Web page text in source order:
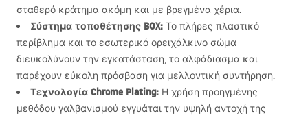
σταθερό κράτημα ακόμη και με βρεγμένα χέρια.
Σύστημα τοποθέτησης BOX: Το πλήρες πλαστικό
περίβλημα και το εσωτερικό ορειχάλκινο σώμα
διευκολύνουν την εγκατάσταση, το αλφάδιασμα και
παρέχουν εύκολη πρόσβαση για μελλοντική συντήρηση.
Τεχνολογία Chrome Plating: Η χρήση προηγμένης
μεθόδου γαλβανισμού εγγυάται την υψηλή αντοχή της